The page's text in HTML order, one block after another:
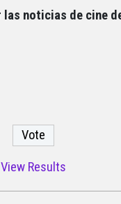
noticias de cine
View Results